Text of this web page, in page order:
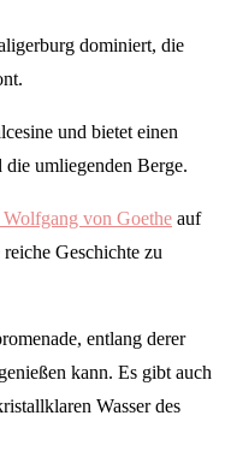
dominiert, die
und bietet einen
die umliegenden Berge.
Wolfgang von Goethe auf
Geschichte zu
entlang derer
kann. Es gibt auch
Wasser des